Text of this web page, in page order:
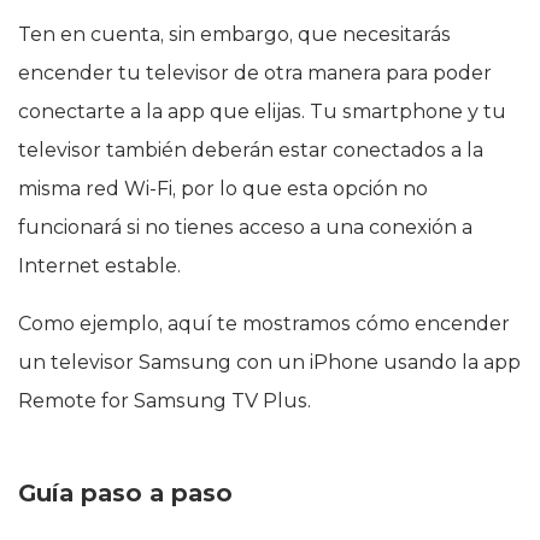
Ten en cuenta, sin embargo, que necesitarás
encender tu televisor de otra manera para poder
conectarte a la app que elijas. Tu smartphone y tu
televisor también deberán estar conectados a la
misma red Wi‑Fi, por lo que esta opción no
funcionará si no tienes acceso a una conexión a
Internet estable.
Como ejemplo, aquí te mostramos cómo encender
un televisor Samsung con un iPhone usando la app
Remote for Samsung TV Plus.
Guía paso a paso